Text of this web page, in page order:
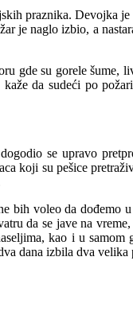
praznika. Devojka
je naglo izbio, a
gde su gorele šume,
da sudeći po
se upravo
koji su pešice
bih voleo da
da se jave na
kao i u samom
dana izbila dva